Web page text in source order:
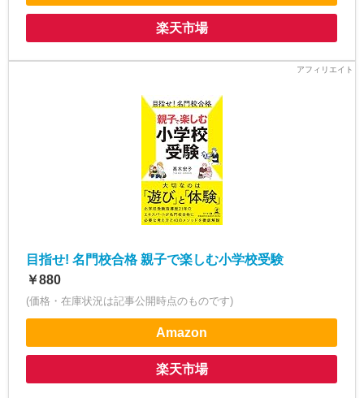
楽天市場
目指せ! 名門校合格 親子で楽しむ小学校受験
￥880
(価格・在庫状況は記事公開時点のものです)
Amazon
楽天市場